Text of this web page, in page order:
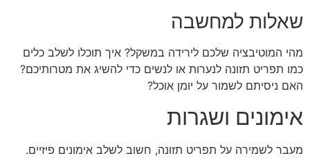
שאלות למחשבה
מהי המוטיבציה שלכם לירידה במשקל? איך תוכלו לשלב כלים
כמו תפריט תזונה לנערות או לנשים כדי להשיג את מטרותיכם?
האם ניסיתם לשמור על יומן אוכל?
אימונים ושגרות
מעבר לשמירה על תפריט תזונה, חשוב לשלב אימונים פיזיים.